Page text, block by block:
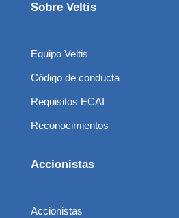
Sobre Veltis
Equipo Veltis
Código de conducta
Requisitos ECAI
Reconocimientos
Accionistas
Accionistas